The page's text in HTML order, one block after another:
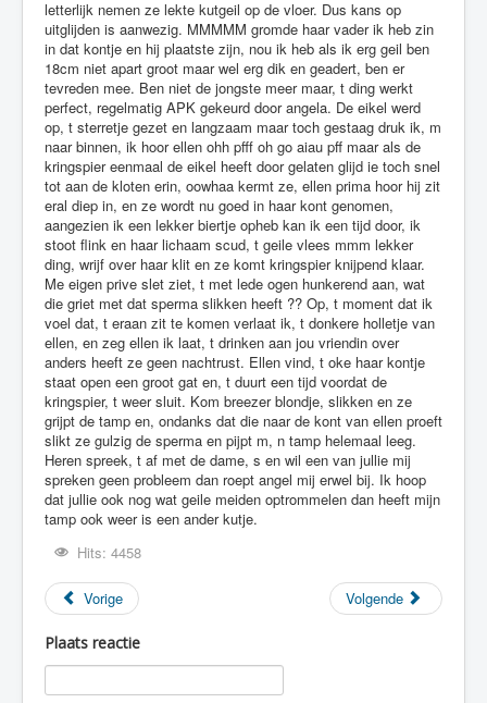
Hits: 4458
Vorige Volgende
Plaats reactie